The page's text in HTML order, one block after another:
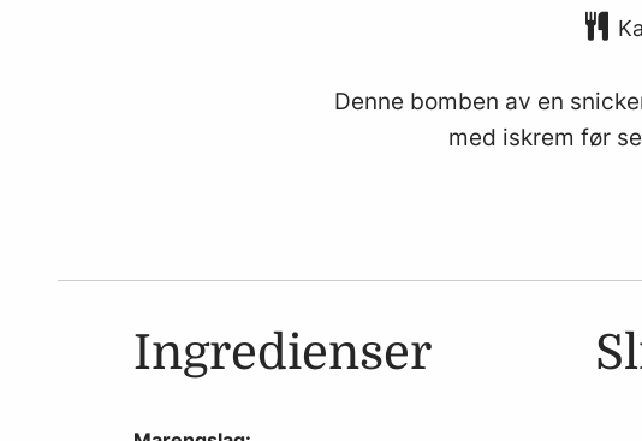
Denne bomben av en
med iskrem før
Ingredienser